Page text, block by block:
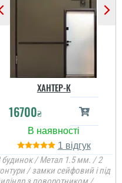
ХАНТЕР-К
16700₴
1
будинок / Метал 1.5 мм. / 2
/ замки сейфовий і під